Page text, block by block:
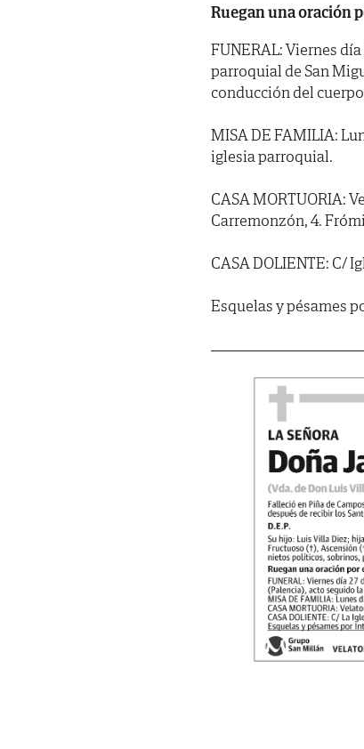
Ruegan una oración
FUNERAL: Viernes
parroquial de San
conducción del
MISA DE FAMILIA:
iglesia parroquial.
CASA MORTUORIA:
Carremonzón, 4.
CASA DOLIENTE: C/
Esquelas y pésames